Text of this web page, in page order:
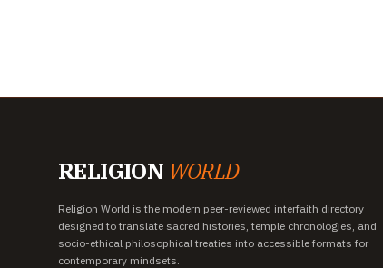
RELIGION WORLD
Religion World is the modern peer-reviewed interfaith directory
designed to translate sacred histories, temple chronologies, and
socio-ethical philosophical treaties into accessible formats for
contemporary mindsets.